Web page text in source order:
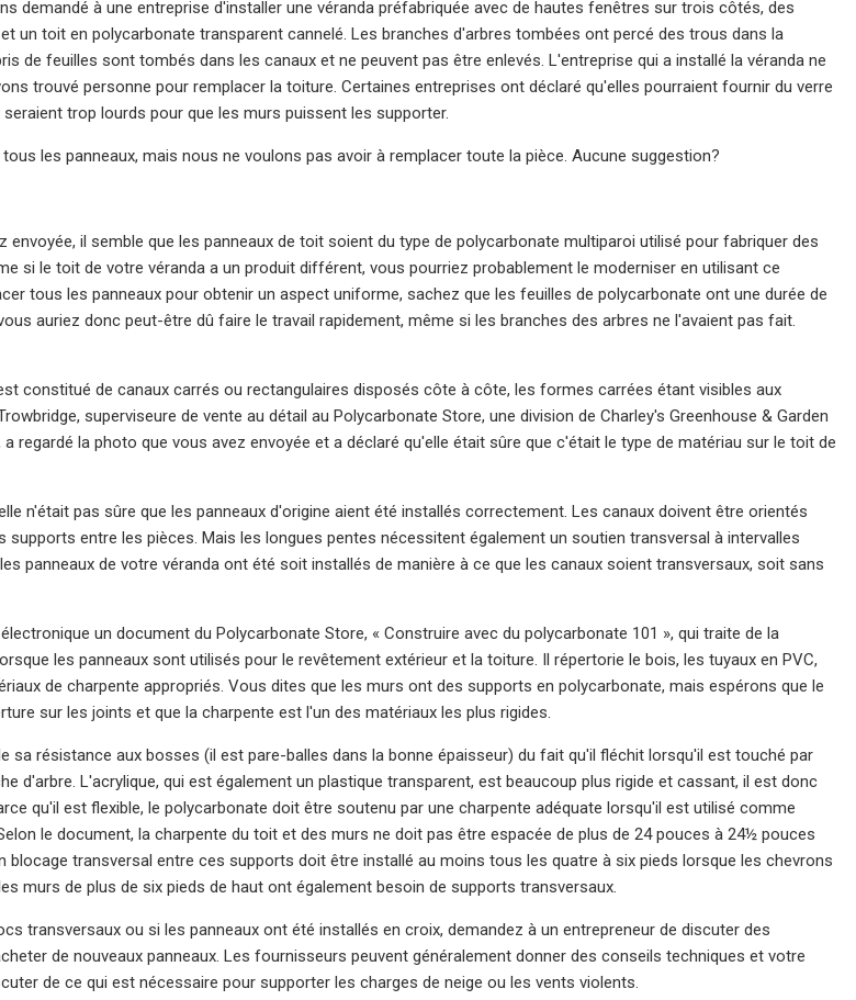
demandé à une entreprise d'installer une véranda préfabriquée avec de hautes fenêtres sur trois côtés, des
un toit en polycarbonate transparent cannelé. Les branches d'arbres tombées ont percé des trous dans la
de feuilles sont tombés dans les canaux et ne peuvent pas être enlevés. L'entreprise qui a installé la véranda ne
trouvé personne pour remplacer la toiture. Certaines entreprises ont déclaré qu'elles pourraient fournir du verre
trop lourds pour que les murs puissent les supporter.
les panneaux, mais nous ne voulons pas avoir à remplacer toute la pièce. Aucune suggestion?
envoyée, il semble que les panneaux de toit soient du type de polycarbonate multiparoi utilisé pour fabriquer des
si le toit de votre véranda a un produit différent, vous pourriez probablement le moderniser en utilisant ce
tous les panneaux pour obtenir un aspect uniforme, sachez que les feuilles de polycarbonate ont une durée de
auriez donc peut-être dû faire le travail rapidement, même si les branches des arbres ne l'avaient pas fait.
constitué de canaux carrés ou rectangulaires disposés côte à côte, les formes carrées étant visibles aux
superviseure de vente au détail au Polycarbonate Store, une division de Charley's Greenhouse & Garden
regardé la photo que vous avez envoyée et a déclaré qu'elle était sûre que c'était le type de matériau sur le toit de
n'était pas sûre que les panneaux d'origine aient été installés correctement. Les canaux doivent être orientés
supports entre les pièces. Mais les longues pentes nécessitent également un soutien transversal à intervalles
panneaux de votre véranda ont été soit installés de manière à ce que les canaux soient transversaux, soit sans
un document du Polycarbonate Store, « Construire avec du polycarbonate 101 », qui traite de la
les panneaux sont utilisés pour le revêtement extérieur et la toiture. Il répertorie le bois, les tuyaux en PVC,
de charpente appropriés. Vous dites que les murs ont des supports en polycarbonate, mais espérons que le
sur les joints et que la charpente est l'un des matériaux les plus rigides.
sa résistance aux bosses (il est pare-balles dans la bonne épaisseur) du fait qu'il fléchit lorsqu'il est touché par
d'arbre. L'acrylique, qui est également un plastique transparent, est beaucoup plus rigide et cassant, il est donc
qu'il est flexible, le polycarbonate doit être soutenu par une charpente adéquate lorsqu'il est utilisé comme
le document, la charpente du toit et des murs ne doit pas être espacée de plus de 24 pouces à 24½ pouces
blocage transversal entre ces supports doit être installé au moins tous les quatre à six pieds lorsque les chevrons
murs de plus de six pieds de haut ont également besoin de supports transversaux.
transversaux ou si les panneaux ont été installés en croix, demandez à un entrepreneur de discuter des
de nouveaux panneaux. Les fournisseurs peuvent généralement donner des conseils techniques et votre
de ce qui est nécessaire pour supporter les charges de neige ou les vents violents.